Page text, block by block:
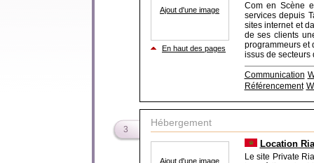
Ajout d'une image
En haut des pages
Com en Scène
services depuis
sites internet et
de ses clients
programmeurs et
issus de secteurs
Communication
Référencement
3
Hébergement
Ajout d'une image
Location
Le site Private